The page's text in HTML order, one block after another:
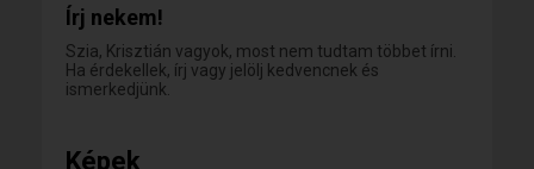
Írj nekem!
Szia, Krisztián vagyok, most nem tudtam többet írni.
Ha érdekellek, írj vagy jelölj kedvencnek és
ismerkedjünk.
Képek